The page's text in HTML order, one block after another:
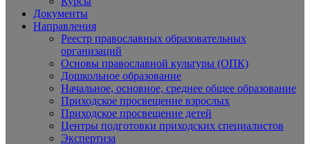
Документы
Направления
Реестр православных образовательных
организаций
Основы православной культуры (ОПК)
Дошкольное образование
Начальное, основное, среднее общее образование
Приходское просвещение взрослых
Приходское просвещение детей
Центры подготовки приходских специалистов
Экспертиза